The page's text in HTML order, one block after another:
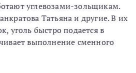
углевозами-зольщикам.
Татьяна и другие. В их
уголь быстро подается в
выполнение сменного